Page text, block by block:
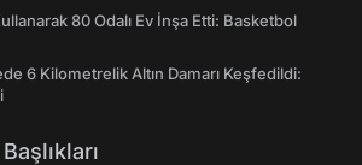
80 Odalı Ev İnşa Etti: Basketbol
6 Kilometrelik Altın Damarı Keşfedildi: